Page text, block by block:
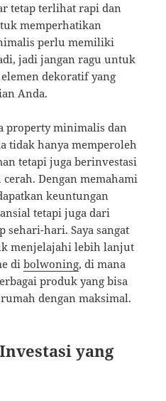
tetap terlihat rapi dan
memperhatikan
perlu memiliki
jadi jangan ragu untuk
dekoratif yang
Anda.
property minimalis dan
tidak hanya memperoleh
tetapi juga berinvestasi
Dengan memahami
keuntungan
tetapi juga dari
sehari-hari. Saya sangat
menjelajahi lebih lanjut
dibolwoning, di mana
produk yang bisa
dengan maksimal.
yang